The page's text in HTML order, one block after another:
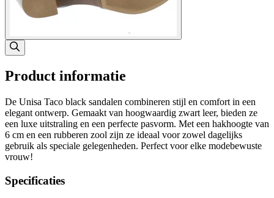
Product informatie
De Unisa Taco black sandalen combineren stijl en comfort in een
elegant ontwerp. Gemaakt van hoogwaardig zwart leer, bieden ze
een luxe uitstraling en een perfecte pasvorm. Met een hakhoogte van
6 cm en een rubberen zool zijn ze ideaal voor zowel dagelijks
gebruik als speciale gelegenheden. Perfect voor elke modebewuste
vrouw!
Specificaties